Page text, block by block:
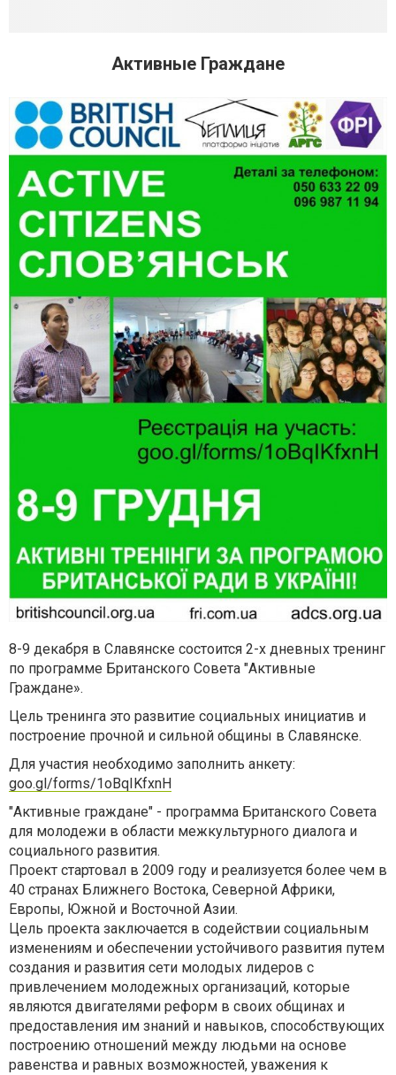
Активные Граждане
8-9 декабря в Славянске состоится 2-х дневных тренинг
по программе Британского Совета "Активные
Граждане».
Цель тренинга это развитие социальных инициатив и
построение прочной и сильной общины в Славянске.
Для участия необходимо заполнить анкету:
goo.gl/forms/1oBqIKfxnH
"Активные граждане" - программа Британского Совета
для молодежи в области межкультурного диалога и
социального развития.
Проект стартовал в 2009 году и реализуется более чем в
40 странах Ближнего Востока, Северной Африки,
Европы, Южной и Восточной Азии.
Цель проекта заключается в содействии социальным
изменениям и обеспечении устойчивого развития путем
создания и развития сети молодых лидеров с
привлечением молодежных организаций, которые
являются двигателями реформ в своих общинах и
предоставления им знаний и навыков, способствующих
построению отношений между людьми на основе
равенства и равных возможностей, уважения к